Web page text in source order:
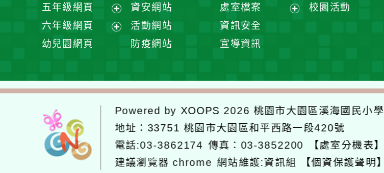
單
選
單
展
選
五年級網頁
展
六年級網頁
單
幼兒園網頁
資安網站
活動網站
防疫網站
單
處室檔案
資訊安全
宣導資訊
校園活動
Powered by XOOPS 2026桃園市大園區溪海國民小學
地址： 33751 桃園市大園區和平西路一段420號
電話:03-3862174 傳真：03-3852200 【處室分機表】
建議瀏覽器 chrome 網站維護:資訊組 【個資保護聲明】